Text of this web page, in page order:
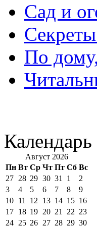
Сад и
По
Календарь
Август 2026
Пн Вт Ср Чт Пт Сб Вс
27 28 29 30 31 1
2
3
4 5 6 7 8
9
10 11 12 13 14 15 16
17 18 19 20 21 22 23
24 25 26 27 28 29 30